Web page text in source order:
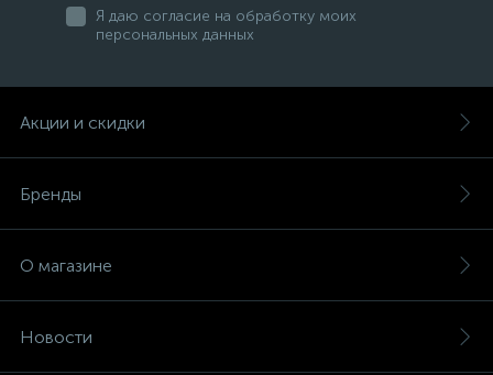
Я даю согласие на обработку моих
персональных данных
Акции и скидки
Бренды
О магазине
Новости